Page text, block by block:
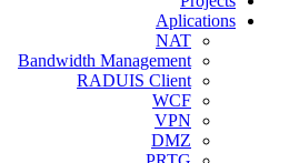
Aplications
NAT
Bandwidth Management
RADUIS Client
WCF
VPN
DMZ